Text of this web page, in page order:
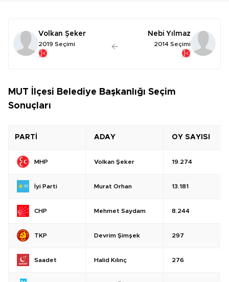
Volkan Şeker
2019 Seçimi
Nebi Yılmaz
2014 Seçimi
MUT İlçesi Belediye Başkanlığı Seçim
Sonuçları
PARTİ ADAY OY SAYISI
MHP Volkan Şeker 19.274
İyi Parti Murat Orhan 13.181
CHP Mehmet Saydam 8.244
TKP Devrim Şimşek 297
Saadet Halid Kılınç 276